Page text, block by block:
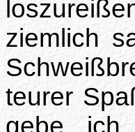
ziemlich
teurer
gebe ich